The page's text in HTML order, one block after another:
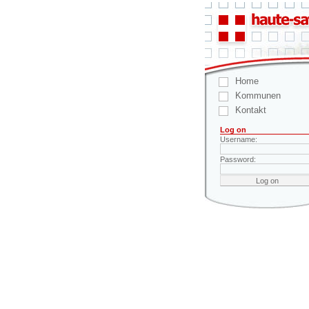
Home
Kommunen
Kontakt
Log on
Username:
Password: